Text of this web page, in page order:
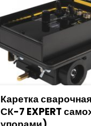
Каретка
СК-7 EXPERT